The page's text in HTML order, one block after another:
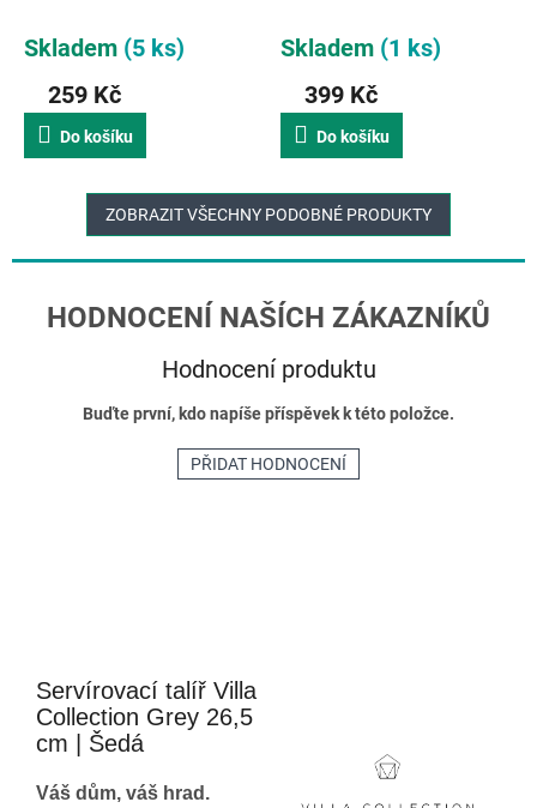
Servírovací talíř Villa
Collection Grey 26,5
cm | Šedá
Váš dům, váš hrad.
Skladem (5 ks)
259 Kč
Do košíku
Skladem (1 ks)
399 Kč
Do košíku
ZOBRAZIT VŠECHNY PODOBNÉ PRODUKTY
Hodnocení produktu
Buďte první, kdo napíše příspěvek k této položce.
PŘIDAT HODNOCENÍ